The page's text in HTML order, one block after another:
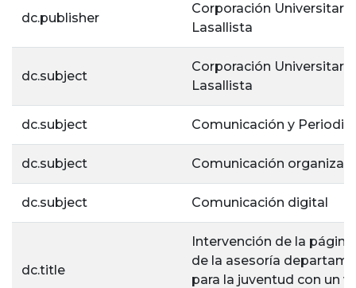
dc.publisher
Corporación Universitaria
Lasallista
dc.subject
Corporación Universitaria
Lasallista
dc.subject Comunicación y
dc.subject Comunicación
dc.subject Comunicación digital
dc.title
Intervención de la
de la asesoría
para la juventud con un